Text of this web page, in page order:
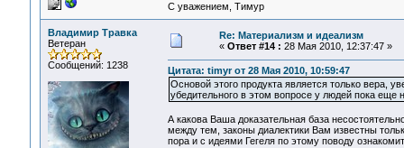
С уважением, Тимур
Владимир Травка
Ветеран
Сообщений: 1238
Re: Материализм и идеализм
« Ответ #14 : 28 Мая 2010, 12:37:47 »
Цитата: timyr от 28 Мая 2010, 10:59:47
Основой этого продукта является только вера,
убедительного в этом вопросе у людей пока еще
А какова Ваша доказательная база
между тем, законы диалектики Вам известны
пора и с идеями Гегеля по этому поводу